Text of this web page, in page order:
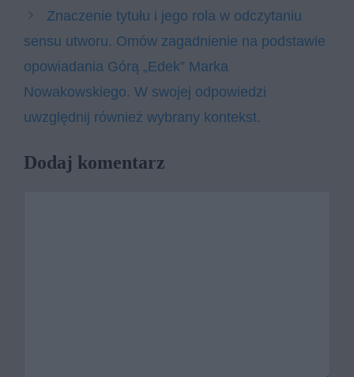
Znaczenie tytułu i jego rola w odczytaniu
sensu utworu. Omów zagadnienie na podstawie
opowiadania Górą „Edek” Marka
Nowakowskiego. W swojej odpowiedzi
uwzględnij również wybrany kontekst.
Dodaj komentarz